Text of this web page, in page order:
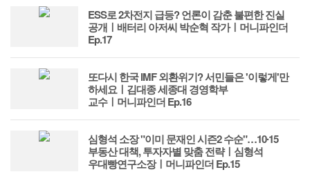
ESS로 2차전지 급등? 언론이 감춘 불편한 진실
공개ㅣ배터리 아저씨 박순혁 작가ㅣ머니파인더
Ep.17
또다시 한국 IMF 외환위기? 서민들은 '이렇게'만
하세요ㅣ김대종 세종대 경영학부
교수ㅣ머니파인더 Ep.16
심형석 소장 "이미 문재인 시즌2 수순"…10∙15
부동산 대책, 투자자별 맞춤 전략ㅣ심형석
우대빵연구소장ㅣ머니파인더 Ep.15